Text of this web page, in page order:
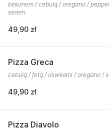
bekonem / cebulą / oregano /
serem
49,90 zł
Pizza Greca
cebulą / fetą / oliwkami / oregano /
49,90 zł
Pizza Diavolo